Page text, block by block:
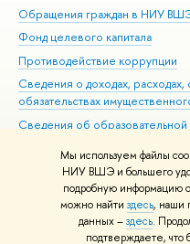
Мы используем файлы
НИУ ВШЭ и большего
подробную информацию
можно найти здесь, наши
данных –здесь.
подтверждаете,
Обращения граждан в НИУ
Фонд целевого капитала
Противодействие коррупции
Сведения о доходах,
обязательствах
Сведения об образовательной
Людям с ограниченными
Единая платежная страница
Работа в Вышке